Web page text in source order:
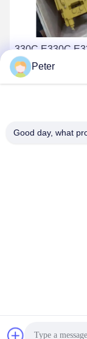
330C E330C
Excavator Pump
10R-1551
এর জন্য হাইড্রোলিক
চীন ভালো মানের
Peter
Good day, what